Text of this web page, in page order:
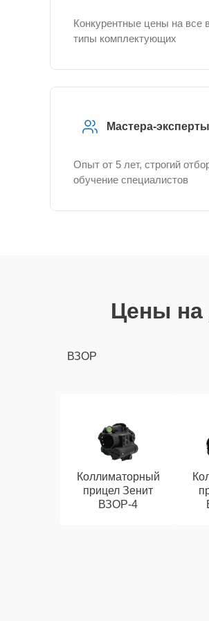
Конкурентные цены на все
типы комплектующих
Мастера-эксперты
Опыт от 5 лет, строгий
обучение специалистов
Цены на
ВЗОР
Коллиматорный
прицел Зенит
ВЗОР-4